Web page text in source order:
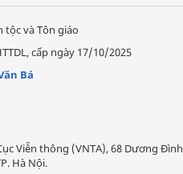
tộc và Tôn giáo
cấp ngày 17/10/2025
Bá
Viễn thông (VNTA), 68 Dương Đình
Hà Nội.